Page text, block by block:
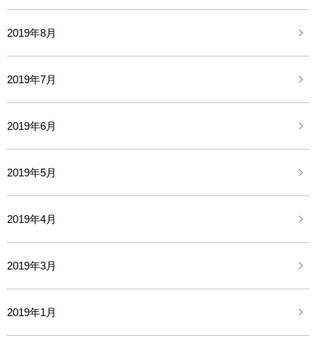
2019年8月
2019年7月
2019年6月
2019年5月
2019年4月
2019年3月
2019年1月